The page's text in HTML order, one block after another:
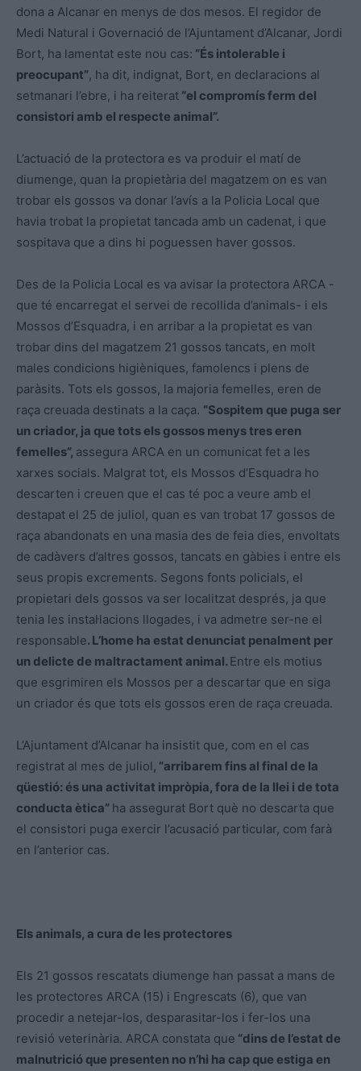
dona a Alcanar en menys de dos mesos. El regidor de
Medi Natural i Governació de l’Ajuntament d’Alcanar, Jordi
Bort, ha lamentat este nou cas: “És intolerable i
preocupant”, ha dit, indignat, Bort, en declaracions al
setmanari l’ebre, i ha reiterat “el compromís ferm del
consistori amb el respecte animal”.
L’actuació de la protectora es va produir el matí de
diumenge, quan la propietària del magatzem on es van
trobar els gossos va donar l’avís a la Policia Local que
havia trobat la propietat tancada amb un cadenat, i que
sospitava que a dins hi poguessen haver gossos.
Des de la Policia Local es va avisar la protectora ARCA -
que té encarregat el servei de recollida d’animals- i els
Mossos d’Esquadra, i en arribar a la propietat es van
trobar dins del magatzem 21 gossos tancats, en molt
males condicions higièniques, famolencs i plens de
paràsits. Tots els gossos, la majoria femelles, eren de
raça creuada destinats a la caça. “Sospitem que puga ser
un criador, ja que tots els gossos menys tres eren
femelles”, assegura ARCA en un comunicat fet a les
xarxes socials. Malgrat tot, els Mossos d’Esquadra ho
descarten i creuen que el cas té poc a veure amb el
destapat el 25 de juliol, quan es van trobat 17 gossos de
raça abandonats en una masia des de feia dies, envoltats
de cadàvers d’altres gossos, tancats en gàbies i entre els
seus propis excrements. Segons fonts policials, el
propietari dels gossos va ser localitzat després, ja que
tenia les instal·lacions llogades, i va admetre ser-ne el
responsable. L’home ha estat denunciat penalment per
un delicte de maltractament animal. Entre els motius
que esgrimiren els Mossos per a descartar que en siga
un criador és que tots els gossos eren de raça creuada.
L’Ajuntament d’Alcanar ha insistit que, com en el cas
registrat al mes de juliol, “arribarem fins al final de la
qüestió: és una activitat impròpia, fora de la llei i de tota
conducta ètica” ha assegurat Bort què no descarta que
el consistori puga exercir l’acusació particular, com farà
en l’anterior cas.
Els animals, a cura de les protectores
Els 21 gossos rescatats diumenge han passat a mans de
les protectores ARCA (15) i Engrescats (6), que van
procedir a netejar-los, desparasitar-los i fer-los una
revisió veterinària. ARCA constata que “dins de l’estat de
malnutrició que presenten no n’hi ha cap que estiga en